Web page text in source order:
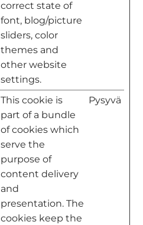
correct state of
font, blog/picture
sliders, color
themes and
other website
settings.
This cookie is
part of a bundle
of cookies which
serve the
purpose of
content delivery
and
presentation. The
cookies keep the
Pysyvä